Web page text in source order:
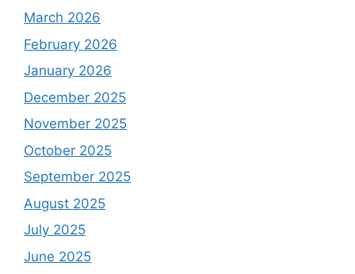
March 2026
February 2026
January 2026
December 2025
November 2025
October 2025
September 2025
August 2025
July 2025
June 2025